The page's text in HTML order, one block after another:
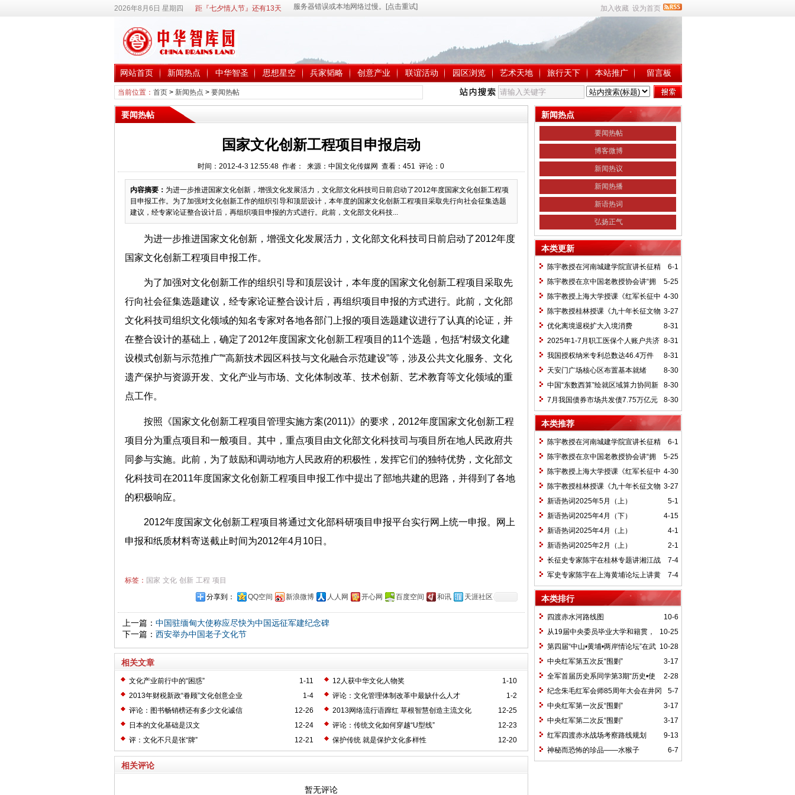
2026年8月6日 星期四 距『七夕情人节』还有13天 加入收藏 设为首页
网站首页 新闻热点 中华智圣 思想星空 兵家韬略 创意产业 联谊活动 园区浏览 艺术天地 旅行天下 本站推广 留言板
当前位置： 首页> 新闻热点 > 要闻热帖
要闻热帖
国家文化创新工程项目申报启动
时间：2012-4-3 12:55:48 作者： 来源：中国文化传媒网 查看： 451 评论： 0
内容摘要： 为进一步推进国家文化创新，增强文化发展活力，文化部文化科技司日前启动了2012年度国家文化创新工程项
目申报工作。为了加强对文化创新工作的组织引导和顶层设计，本年度的国家文化创新工程项目采取先行向社会征集选题
建议，经专家论证整合设计后，再组织项目申报的方式进行。此前，文化部文化科技...
为进一步推进国家文化创新，增强文化发展活力，文化部文化科技司日前启动了2012年度
国家文化创新工程项目申报工作。
为了加强对文化创新工作的组织引导和顶层设计，本年度的国家文化创新工程项目采取先
行向社会征集选题建议，经专家论证整合设计后，再组织项目申报的方式进行。此前，文化部
文化科技司组织文化领域的知名专家对各地各部门上报的项目选题建议进行了认真的论证，并
在整合设计的基础上，确定了2012年度国家文化创新工程项目的11个选题，包括“村级文化建
设模式创新与示范推广”“高新技术园区科技与文化融合示范建设”等，涉及公共文化服务、文化
遗产保护与资源开发、文化产业与市场、文化体制改革、技术创新、艺术教育等文化领域的重
点工作。
按照《国家文化创新工程项目管理实施方案(2011)》的要求，2012年度国家文化创新工程
项目分为重点项目和一般项目。其中，重点项目由文化部文化科技司与项目所在地人民政府共
同参与实施。此前，为了鼓励和调动地方人民政府的积极性，发挥它们的独特优势，文化部文
化科技司在2011年度国家文化创新工程项目申报工作中提出了部地共建的思路，并得到了各地
的积极响应。
2012年度国家文化创新工程项目将通过文化部科研项目申报平台实行网上统一申报。网上
申报和纸质材料寄送截止时间为2012年4月10日。
标签： 国家 文化 创新 工程 项目
分享到：
QQ空间 新浪微博 人人网 开心网 百度空间 和讯 天涯社区
上一篇： 中国驻缅甸大使称应尽快为中国远征军建纪念碑
下一篇： 西安举办中国老子文化节
相关文章
1-11
文化产业前行中的“困惑” 1-10
12人获中华文化人物奖
1-4
2013年财税新政“眷顾”文化创意企业 1-2
评论：文化管理体制改革中最缺什么人才
12-26
评论：图书畅销榜还有多少文化诚信 12-25
2013网络流行语蹿红 草根智慧创造主流文化
12-24
日本的文化基础是汉文 12-23
评论：传统文化如何穿越“U型线”
12-21
评：文化不只是张“牌” 12-20
保护传统 就是保护文化多样性
相关评论
暂无评论
新闻热点
要闻热帖
博客微博
新闻热议
新闻热播
新语热词
弘扬正气
本类更新
6-1
陈宇教授在河南城建学院宣讲长征精
神及红25军长征史
5-25
陈宇教授在京中国老教授协会讲“拥
抱中华新文明”
4-30
陈宇教授上海大学授课《红军长征中
的黄埔师生》
3-27
陈宇教授桂林授课《九十年长征文物
鉴赏》
8-31
优化离境退税扩大入境消费
8-31
2025年1-7月职工医保个人账户共济
2.31亿人次 共济金额304.57亿元
8-31
我国授权纳米专利总数达46.4万件
8-30
天安门广场核心区布置基本就绪
8-30
中国“东数西算”绘就区域算力协同新
图景
8-30
7月我国债券市场共发债7.75万亿元
本类推荐
6-1
陈宇教授在河南城建学院宣讲长征精
神及红25军长征史
5-25
陈宇教授在京中国老教授协会讲“拥
抱中华新文明”
4-30
陈宇教授上海大学授课《红军长征中
的黄埔师生》
3-27
陈宇教授桂林授课《九十年长征文物
鉴赏》
5-1
新语热词2025年5月（上）
4-15
新语热词2025年4月（下）
4-1
新语热词2025年4月（上）
2-1
新语热词2025年2月（上）
7-4
长征史专家陈宇在桂林专题讲湘江战
役精神
7-4
军史专家陈宇在上海黄埔论坛上讲黄
埔精神与国家统一大业
本类排行
10-6
四渡赤水河路线图
10-25
从19届中央委员毕业大学和籍贯，
看当代中国文化区域积淀
10-28
第四届“中山•黄埔•两岸情论坛”在武
汉举行
3-17
中央红军第五次反“围剿”
2-28
全军首届历史系同学第3期“历史•使
命”论坛纪要
5-7
纪念朱毛红军会师85周年大会在井冈
山召开
3-17
中央红军第一次反“围剿”
3-17
中央红军第二次反“围剿”
9-13
红军四渡赤水战场考察路线规划
6-7
神秘而恐怖的珍品——水猴子